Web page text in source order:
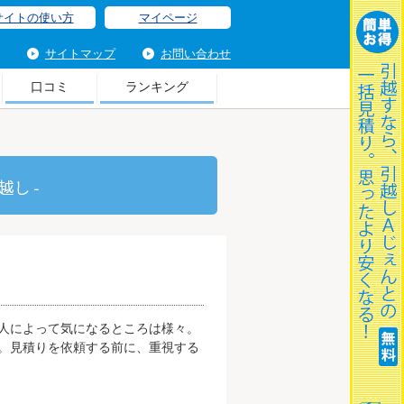
イトの使い方 マイページ
サイトマップ お問い合わせ
口コミ ランキング
よって気になるところは様々。
見積りを依頼する前に、重視する